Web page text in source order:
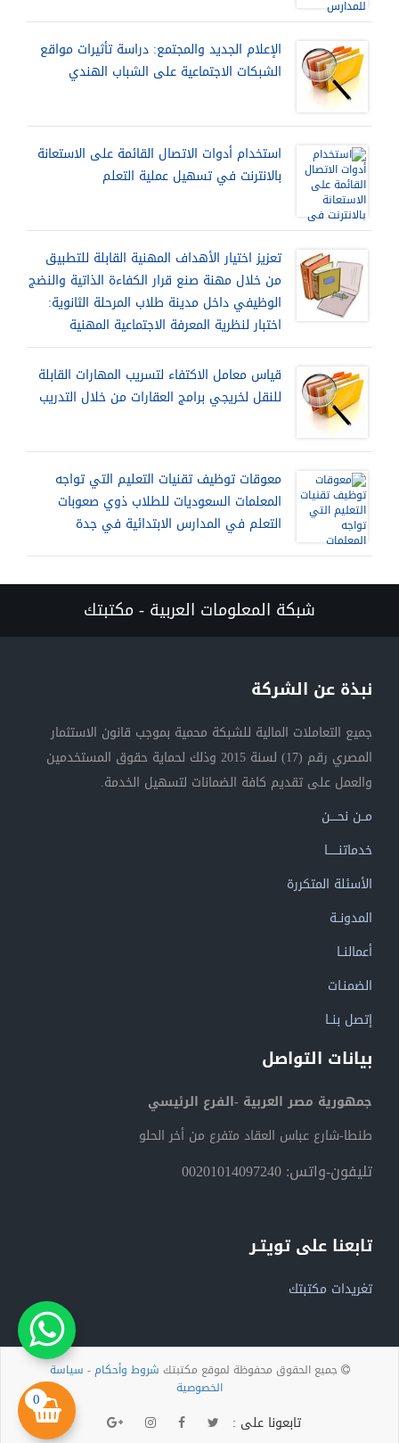
الإعلام الجديد والمجتمع: دراسة تأثيرات مواقع
الشبكات الاجتماعية على الشباب الهندي
استخدام أدوات الاتصال القائمة على الاستعانة
بالانترنت في تسهيل عملية التعلم
تعزيز اختيار الأهداف المهنية القابلة للتطبيق
من خلال مهنة صنع قرار الكفاءة الذاتية والنضج
الوظيفي داخل مدينة طلاب المرحلة الثانوية:
اختبار لنظرية المعرفة الاجتماعية المهنية
قياس معامل الاكتفاء لتسريب المهارات القابلة
للنقل لخريجي برامج العقارات من خلال التدريب
معوقات توظيف تقنيات التعليم التي تواجه
المعلمات السعوديات للطلاب ذوي صعوبات
التعلم في المدارس الابتدائية في جدة
0
شبكة المعلومات العربية - مكتبتك
نبذة عن الشركة
جميع التعاملات المالية للشبكة محمية بموجب قانون الاستثمار
المصري رقم (17) لسنة 2015 وذلك لحماية حقوق المستخدمين
والعمل على تقديم كافة الضمانات لتسهيل الخدمة.
مــن نحــــن
خدماتنــــــا
الأسئلة المتكررة
المدونــة
أعمالنــا
الضمنـات
إتصل بنــا
بيانات التواصل
جمهورية مصر العربية -الفرع الرئيسي
طنطا-شارع عباس العقاد متفرع من أخر الحلو
تليفون-واتس: 00201014097240
تابعنا على تويتـر
تغريدات مكتبتك
جميع الحقوق محفوظة لموقع مكتبتك شروط وأحكام- سياسة
الخصوصية
تابعونا على :